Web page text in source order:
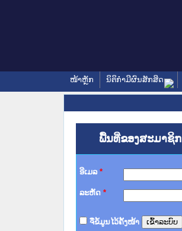
ໜ້າຫຼັກ ນິຕິກໍາມີຜົນສັກສິດ
ພື້ນທີ່ຂອງສະມາຊິກ
ອີເມລ *
ລະຫັດ *
ຈື່ຂໍ້ມູນໄວ້ຄັ້ງໜ້າ